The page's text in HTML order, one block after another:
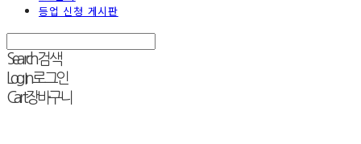
등업 신청 게시판
Search검색
Log In로그인
Cart장바구니